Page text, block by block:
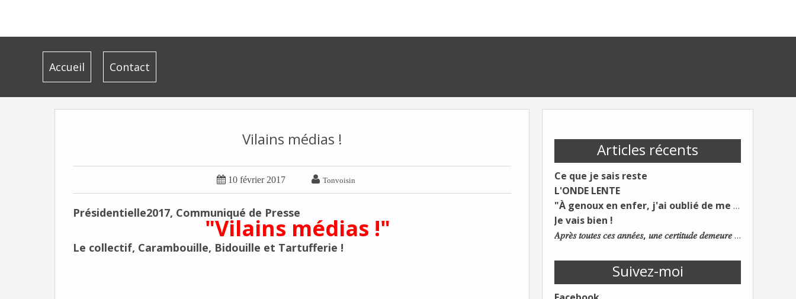
Accueil Contact
Articles récents
Ce que je sais reste
L'ONDE LENTE
"À genoux en enfer, j'ai oublié de me taire"
Je vais bien !
𝐴𝑝𝑟𝑒̀𝑠 𝑡𝑜𝑢𝑡𝑒𝑠 𝑐𝑒𝑠 𝑎𝑛𝑛𝑒́𝑒𝑠, 𝑢𝑛𝑒 𝑐𝑒𝑟𝑡𝑖𝑡𝑢𝑑𝑒 𝑑𝑒𝑚𝑒𝑢𝑟𝑒 : 𝐿𝑒 𝑚𝑜𝑛𝑑𝑒 𝑑𝑢 𝑡𝑟𝑎𝑣𝑎𝑖𝑙 𝑐ℎ𝑎𝑛𝑔𝑒. 𝐿𝑒𝑠 𝑐𝑜𝑛𝑠 𝑠'𝑎𝑑𝑎𝑝𝑡𝑒𝑛𝑡 :)
Suivez-moi
Vilains médias !
 10 février 2017  Tonvoisin
Présidentielle2017, Communiqué de Presse
"Vilains médias !"
Le collectif, Carambouille, Bidouille et Tartufferie !